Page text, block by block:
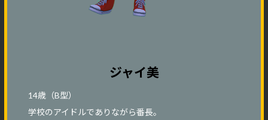
ジャイ美
14歳（B型）
学校のアイドルでありながら番長。